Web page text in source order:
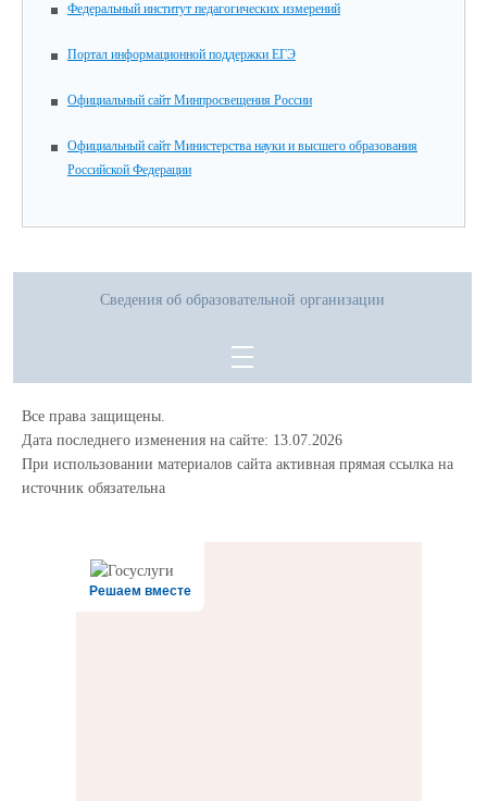
Федеральный институт педагогических измерений
Портал информационной поддержки ЕГЭ
Официальный сайт Минпросвещения России
Официальный сайт Министерства науки и высшего образования
Российской Федерации
Сведения об образовательной организации
Все права защищены.
Дата последнего изменения на сайте: 13.07.2026
При использовании материалов сайта активная прямая ссылка на
источник обязательна
Решаем вместе